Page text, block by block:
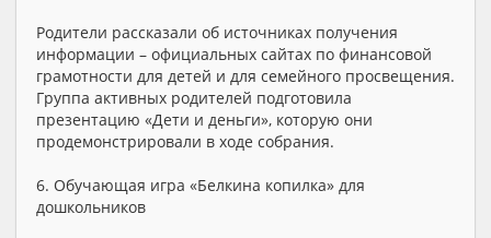
Родители рассказали об источниках получения
информации – официальных сайтах по финансовой
грамотности для детей и для семейного просвещения.
Группа активных родителей подготовила
презентацию «Дети и деньги», которую они
продемонстрировали в ходе собрания.
6. Обучающая игра «Белкина копилка» для
дошкольников